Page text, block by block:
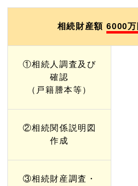
相続財産額6000
①相続人調査及び
確認
（戸籍謄本等）
②相続関係説明図
作成
③相続財産調査・